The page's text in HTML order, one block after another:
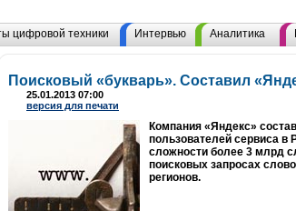
цифровой техники Интервью Аналитика
Поисковый «букварь». Составил
25.01.2013 07:00
версия для печати
Компания «Яндекс»
пользователей сервиса
сложности более 3 млрд
поисковых запросах
регионов.